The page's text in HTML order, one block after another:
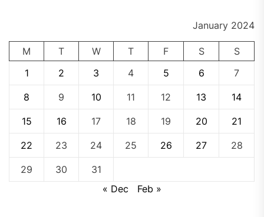
January 2024
M T W T F S
S
1
2 3 4 5 6 7
8 9 10 11 12 13 14
15 16 17 18 19 20 21
22 23 24 25 26 27 28
29 30
31
« Dec
Feb »